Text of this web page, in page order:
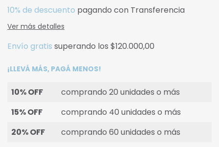
10% de descuento pagando con Transferencia
Ver más detalles
Envío gratis superando los $120.000,00
¡LLEVÁ MÁS, PAGÁ MENOS!
10% OFF
comprando 20 unidades o más
15% OFF
comprando 40 unidades o más
20% OFF
comprando 60 unidades o más